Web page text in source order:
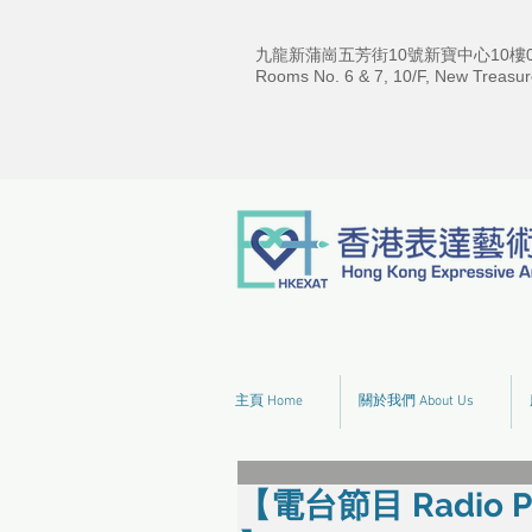
九龍新蒲崗五芳街10號新寶中心10樓
Rooms No. 6 & 7, 10/F, New
主頁 Home 關於我們 About Us
【電台節目 Radio